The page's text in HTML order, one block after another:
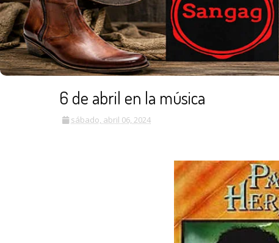
6 de abril en la música
sábado, abril 06, 2024